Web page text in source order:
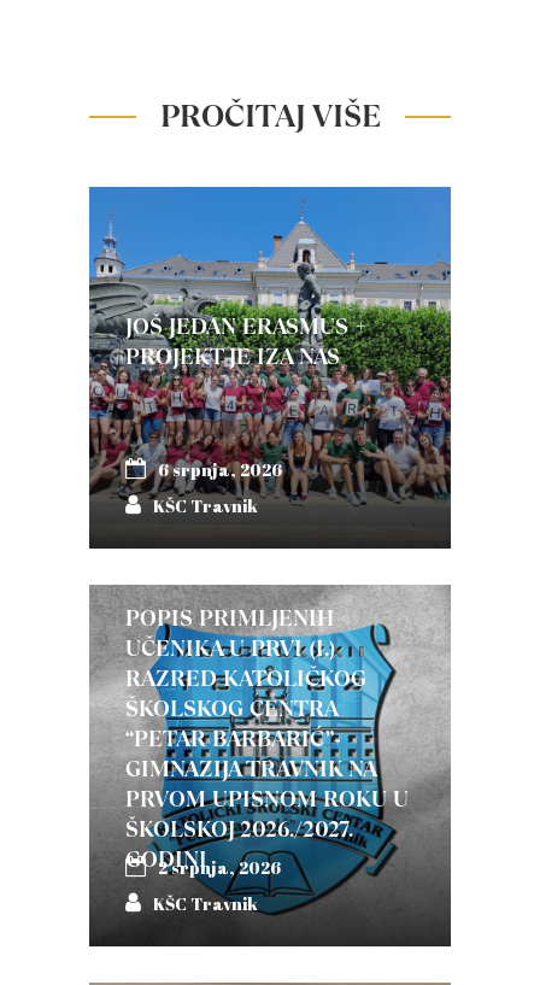
PROČITAJ VIŠE
JOŠ JEDAN ERASMUS +
PROJEKT JE IZA NAS
6 srpnja, 2026
KŠC Travnik
POPIS PRIMLJENIH
UČENIKA U PRVI (I.)
RAZRED KATOLIČKOG
ŠKOLSKOG CENTRA
“PETAR BARBARIĆ”-
GIMNAZIJA TRAVNIK NA
PRVOM UPISNOM ROKU U
ŠKOLSKOJ 2026./2027.
GODINI
2 srpnja, 2026
KŠC Travnik